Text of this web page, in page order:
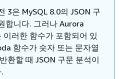
3은 MySQL 8.0의 JSON 구
합니다. 그러나 Aurora
이러한 함수가 포함되어 있
함수가 숫자 또는 문자열
환할 때 JSON 구문 분석이